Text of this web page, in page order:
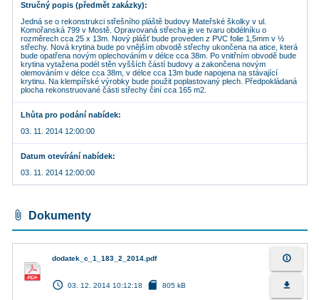
Stručný popis (předmět zakázky)
Jedná se o rekonstrukci střešního pláště budovy Mateřské školky v ul.
Komořanská 799 v Mostě. Opravovaná střecha je ve tvaru obdélníku o
rozměrech cca 25 x 13m. Nový plášť bude proveden z PVC folie 1,5mm v ½
střechy. Nová krytina bude po vnějším obvodě střechy ukončena na atice, která
bude opatřena novým oplechováním v délce cca 38m. Po vnitřním obvodě bude
krytina vytažena podél stěn vyšších částí budovy a zakončena novým
olemováním v délce cca 38m, v délce cca 13m bude napojena na stávající
krytinu. Na klempířské výrobky bude použit poplastovaný plech. Předpokládaná
plocha rekonstruované části střechy činí cca 165 m2.
Lhůta pro podání nabídek
03. 11. 2014 12:00:00
Datum otevírání nabídek
03. 11. 2014 12:00:00
attach_file Dokumenty
dodatek_c_1_183_2_2014.pdf
access_time 03. 12. 2014 10:12:18 sd_card 805 kB
info_outline
file_download